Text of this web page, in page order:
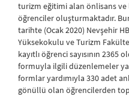
turizm eğitimi alan önlisans
öğrenciler oluşturmaktadır.
tarihte (Ocak 2020) Nevşehir
Yüksekokulu ve Turizm
kayıtlı öğrenci sayısının
formuyla ilgili düzenlemeler
formlar yardımıyla 330 adet
gönüllü olan öğrencilerden